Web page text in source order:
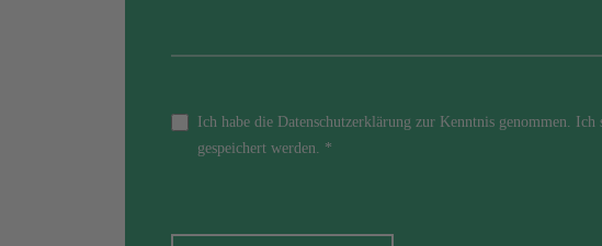
Ich habe die Datenschutzerklärung zur Kenntnis genommen.
gespeichert werden. *